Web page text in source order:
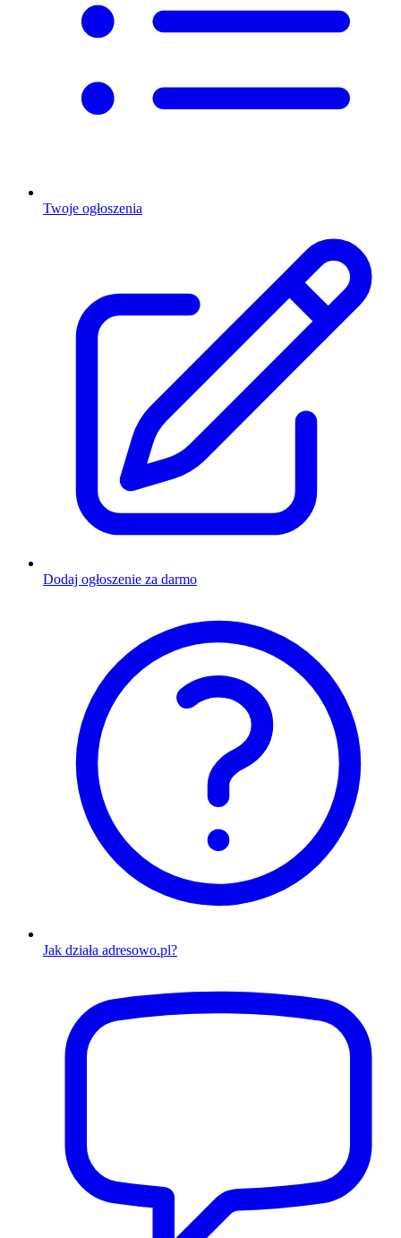
Twoje ogłoszenia
Dodaj ogłoszenie za darmo
Jak działa adresowo.pl?